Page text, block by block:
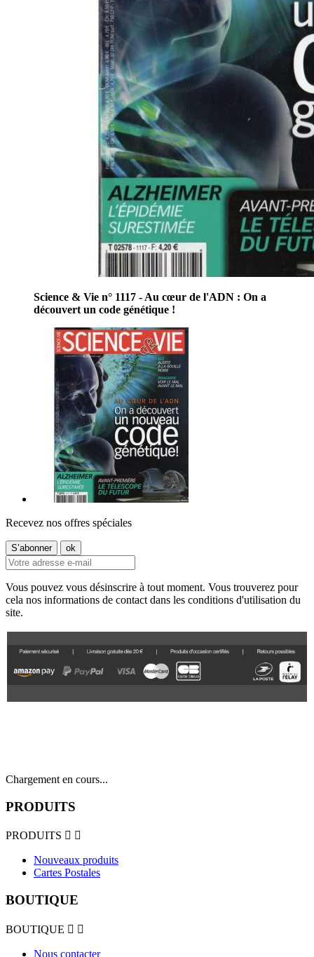
Science & Vie n° 1117 - Au cœur de l'ADN : On a
découvert un code génétique !
Recevez nos offres spéciales
Vous pouvez vous désinscrire à tout moment. Vous trouverez pour
cela nos informations de contact dans les conditions d'utilisation du
site.
Chargement en cours...
PRODUITS
PRODUITS  
Nouveaux produits
Cartes Postales
BOUTIQUE
BOUTIQUE  
Nous contacter